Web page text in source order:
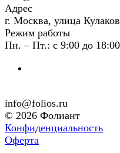
Адрес
г. Москва, улица
Режим работы
Пн. – Пт.: с 9:00 до 18:00
info@folios.ru
© 2026 Фолиант
Конфиденциальность
Оферта